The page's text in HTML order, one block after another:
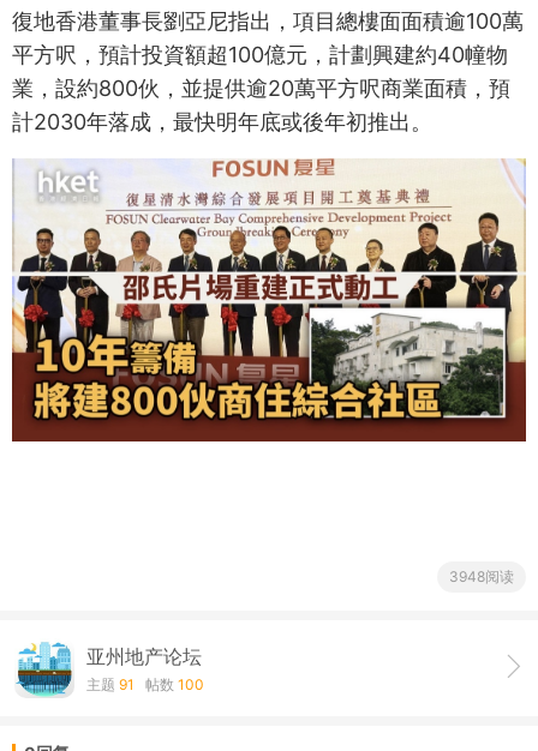
復地香港董事長劉亞尼指出，項目總樓面面積逾100萬
平方呎，預計投資額超100億元，計劃興建約40幢物
業，設約800伙，並提供逾20萬平方呎商業面積，預
計2030年落成，最快明年底或後年初推出。
3948阅读
亚州地产论坛
主题 91 帖数 100